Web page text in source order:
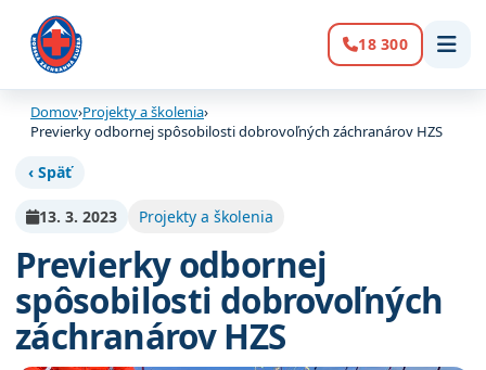
Volanie:
18 300
Domov›Projekty a školenia›
Previerky odbornej spôsobilosti dobrovoľných záchranárov HZS
‹ Späť
13. 3. 2023 Projekty a školenia
Previerky odbornej
spôsobilosti dobrovoľných
záchranárov HZS